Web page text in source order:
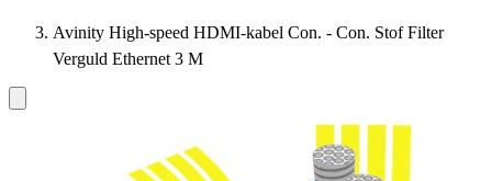
Avinity High-speed HDMI-kabel Con. - Con. Stof Filter
Verguld Ethernet 3 M